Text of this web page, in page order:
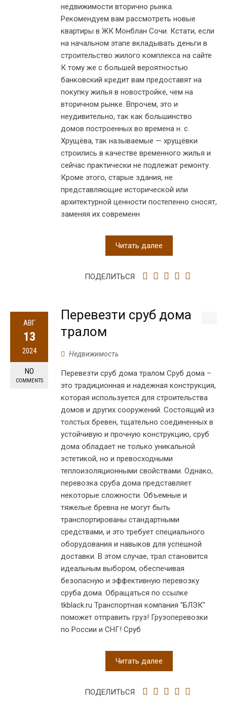
недвижимости вторично рынка.
Рекомендуем вам рассмотреть новые
квартиры в ЖК Монблан Сочи. Кстати, если
на начальном этапе вкладывать деньги в
строительство жилого комплекса на сайте
К тому же с большей вероятностью
банковский кредит вам предоставят на
покупку жилья в новостройке, чем на
вторичном рынке. Впрочем, это и
неудивительно, так как большинство
домов построенных во времена н. с.
Хрущёва, так называемые — хрущёвки
строились в качестве временного жилья и
сейчас практически не подлежат ремонту.
Кроме этого, старые здания, не
представляющие исторической или
архитектурной ценности постепенно сносят,
заменяя их современн
Читать далее
ПОДЕЛИТЬСЯ
АВГ
13
2024
NO
COMMENTS
Перевезти сруб дома
тралом
Недвижимость
Перевезти сруб дома тралом Сруб дома –
это традиционная и надежная конструкция,
которая используется для строительства
домов и других сооружений. Состоящий из
толстых бревен, тщательно соединенных в
устойчивую и прочную конструкцию, сруб
дома обладает не только уникальной
эстетикой, но и превосходными
теплоизоляционными свойствами. Однако,
перевозка сруба дома представляет
некоторые сложности. Объемные и
тяжелые бревна не могут быть
транспортированы стандартными
средствами, и это требует специального
оборудования и навыков для успешной
доставки. В этом случае, трал становится
идеальным выбором, обеспечивая
безопасную и эффективную перевозку
сруба дома. Обращаться по ссылке
tkblack.ru Транспортная компания "БЛЭК"
поможет отправить груз! Грузоперевозки
по России и СНГ! Сруб
Читать далее
ПОДЕЛИТЬСЯ